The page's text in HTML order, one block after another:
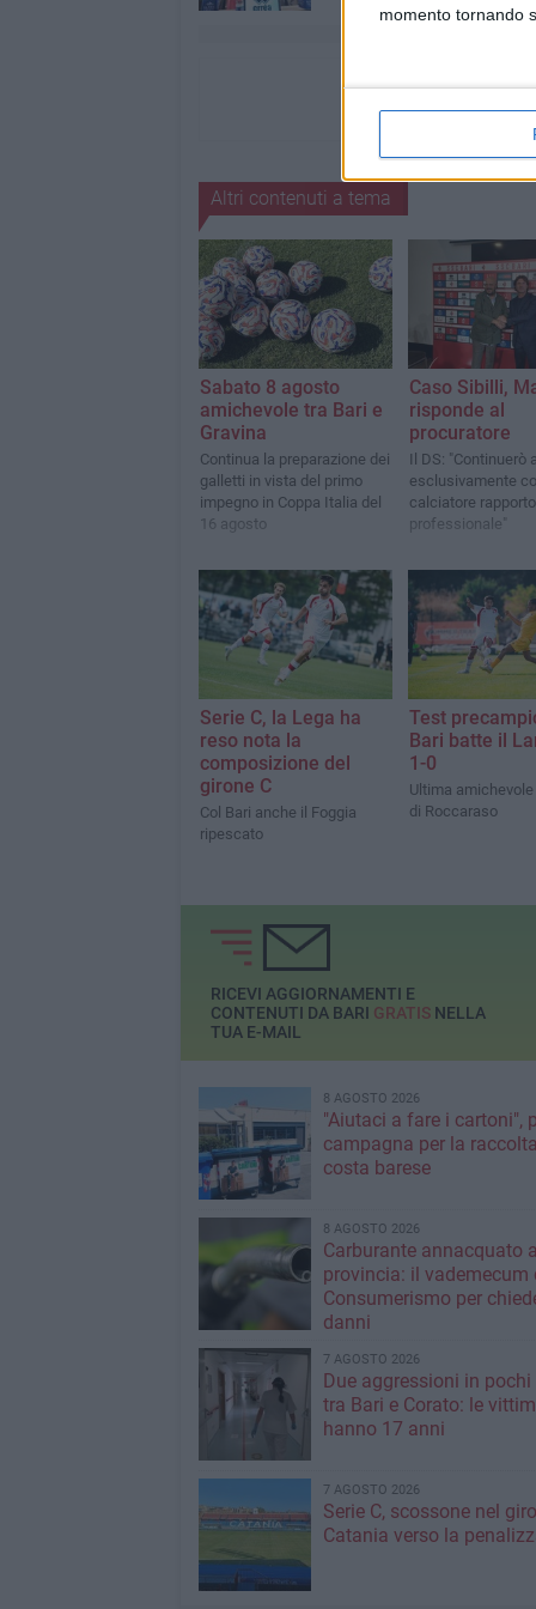
momento tornando
Altri contenuti a tema
Sabato 8 agosto
amichevole tra Bari e
Gravina
Continua la preparazione dei
galletti in vista del primo
impegno in Coppa Italia del
16 agosto
Caso Sibilli,
risponde al
procuratore
Il DS: "Continuerò
esclusivamente col
calciatore rapporto
professionale"
Serie C, la Lega ha
reso nota la
composizione del
girone C
Col Bari anche il Foggia
ripescato
Test
Bari batte il
1-0
Ultima
di Roccaraso
RICEVI AGGIORNAMENTI E
CONTENUTI DA BARI GRATISNELLA
TUA E-MAIL
8 AGOSTO 2026
"Aiutaci a fare i cartoni",
campagna per la
costa barese
8 AGOSTO 2026
Carburante annacquato
provincia: il vademecum
Consumerismo per
danni
7 AGOSTO 2026
Due aggressioni in pochi
tra Bari e Corato: le
hanno 17 anni
7 AGOSTO 2026
Serie C, scossone nel
Catania verso la